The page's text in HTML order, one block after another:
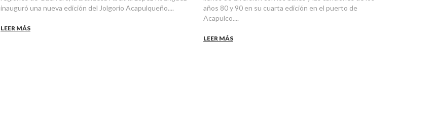
inauguró una nueva edición del Jolgorio Acapulqueño....
LEER MÁS
años 80 y 90 en su cuarta edición en el puerto de
Acapulco....
LEER MÁS